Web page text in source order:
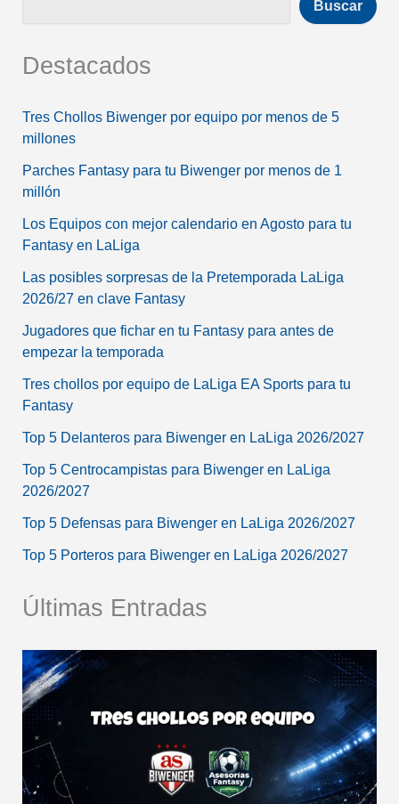
Buscar
Destacados
Tres Chollos Biwenger por equipo por menos de 5
millones
Parches Fantasy para tu Biwenger por menos de 1
millón
Los Equipos con mejor calendario en Agosto para tu
Fantasy en LaLiga
Las posibles sorpresas de la Pretemporada LaLiga
2026/27 en clave Fantasy
Jugadores que fichar en tu Fantasy para antes de
empezar la temporada
Tres chollos por equipo de LaLiga EA Sports para tu
Fantasy
Top 5 Delanteros para Biwenger en LaLiga 2026/2027
Top 5 Centrocampistas para Biwenger en LaLiga
2026/2027
Top 5 Defensas para Biwenger en LaLiga 2026/2027
Top 5 Porteros para Biwenger en LaLiga 2026/2027
Últimas Entradas